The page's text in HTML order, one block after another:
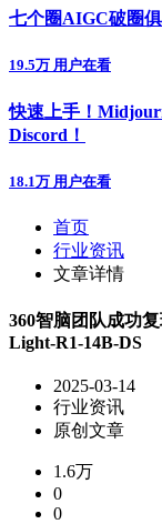
七个圈AIGC破圈
19.5万 用户在看
快速上手！
Discord！
18.1万 用户在看
首页
行业资讯
文章详情
360智脑团队成功
Light-R1-14B-DS
2025-03-14
行业资讯
原创文章
1.6万
0
0